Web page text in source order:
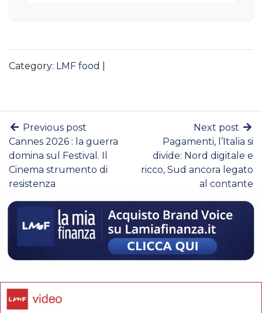
Category: LMF food
Previous post
Cannes 2026 : la guerra
domina sul Festival. Il
Cinema strumento di
resistenza
Next post
Pagamenti, l’Italia si
divide: Nord digitale e
ricco, Sud ancora legato
al contante